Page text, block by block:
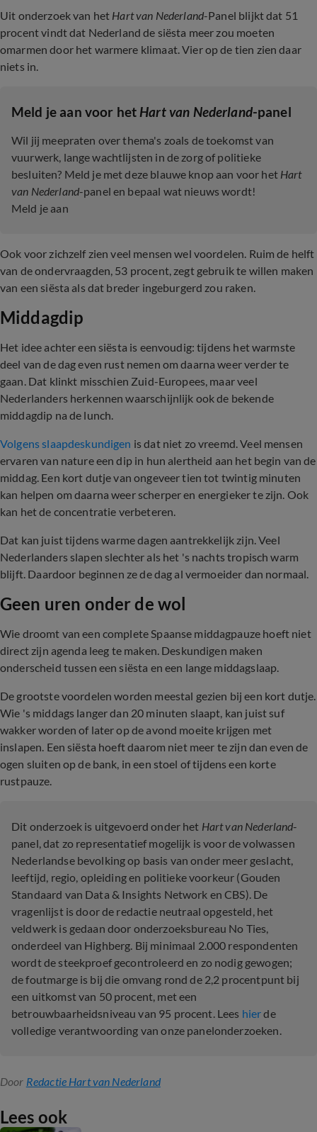
Uit onderzoek van het Hart van Nederland-Panel blijkt dat 51
procent vindt dat Nederland de siësta meer zou moeten
omarmen door het warmere klimaat. Vier op de tien zien daar
niets in.
Meld je aan voor het Hart van Nederland-panel
Wil jij meepraten over thema's zoals de toekomst van
vuurwerk, lange wachtlijsten in de zorg of politieke
besluiten? Meld je met deze blauwe knop aan voor het Hart
van Nederland-panel en bepaal wat nieuws wordt!
Meld je aan
Ook voor zichzelf zien veel mensen wel voordelen. Ruim de helft
van de ondervraagden, 53 procent, zegt gebruik te willen maken
van een siësta als dat breder ingeburgerd zou raken.
Middagdip
Het idee achter een siësta is eenvoudig: tijdens het warmste
deel van de dag even rust nemen om daarna weer verder te
gaan. Dat klinkt misschien Zuid-Europees, maar veel
Nederlanders herkennen waarschijnlijk ook de bekende
middagdip na de lunch.
Volgens slaapdeskundigen is dat niet zo vreemd. Veel mensen
ervaren van nature een dip in hun alertheid aan het begin van de
middag. Een kort dutje van ongeveer tien tot twintig minuten
kan helpen om daarna weer scherper en energieker te zijn. Ook
kan het de concentratie verbeteren.
Dat kan juist tijdens warme dagen aantrekkelijk zijn. Veel
Nederlanders slapen slechter als het 's nachts tropisch warm
blijft. Daardoor beginnen ze de dag al vermoeider dan normaal.
Geen uren onder de wol
Wie droomt van een complete Spaanse middagpauze hoeft niet
direct zijn agenda leeg te maken. Deskundigen maken
onderscheid tussen een siësta en een lange middagslaap.
De grootste voordelen worden meestal gezien bij een kort dutje.
Wie 's middags langer dan 20 minuten slaapt, kan juist suf
wakker worden of later op de avond moeite krijgen met
inslapen. Een siësta hoeft daarom niet meer te zijn dan even de
ogen sluiten op de bank, in een stoel of tijdens een korte
rustpauze.
Dit onderzoek is uitgevoerd onder het Hart van Nederland-
panel, dat zo representatief mogelijk is voor de volwassen
Nederlandse bevolking op basis van onder meer geslacht,
leeftijd, regio, opleiding en politieke voorkeur (Gouden
Standaard van Data & Insights Network en CBS). De
vragenlijst is door de redactie neutraal opgesteld, het
veldwerk is gedaan door onderzoeksbureau No Ties,
onderdeel van Highberg. Bij minimaal 2.000 respondenten
wordt de steekproef gecontroleerd en zo nodig gewogen;
de foutmarge is bij die omvang rond de 2,2 procentpunt bij
een uitkomst van 50 procent, met een
betrouwbaarheidsniveau van 95 procent. Lees hierde
volledige verantwoording van onze panelonderzoeken.
Door Redactie Hart van Nederland
Lees ook